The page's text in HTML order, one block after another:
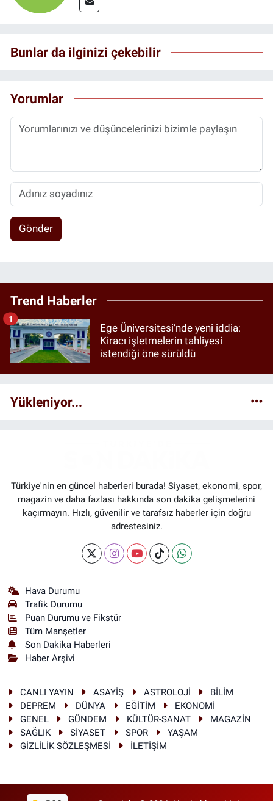
Bunlar da ilginizi çekebilir
Yorumlar
Gönder
Trend Haberler
Ege Üniversitesi’nde yeni iddia:
Kiracı işletmelerin tahliyesi
istendiği öne sürüldü
1
Yükleniyor...
Türkiye'nin en güncel haberleri burada! Siyaset, ekonomi, spor,
magazin ve daha fazlası hakkında son dakika gelişmelerini
kaçırmayın. Hızlı, güvenilir ve tarafsız haberler için doğru
adrestesiniz.
Hava Durumu
Trafik Durumu
Puan Durumu ve Fikstür
Tüm Manşetler
Son Dakika Haberleri
Haber Arşivi
CANLI YAYIN ASAYİŞ ASTROLOJİ
BİLİM
DEPREM
DÜNYA EĞİTİM
EKONOMİ
GENEL
GÜNDEM KÜLTÜR-SANAT
MAGAZİN
SAĞLIK
SİYASET SPOR
YAŞAM
GİZLİLİK SÖZLEŞMESİ
İLETİŞİM